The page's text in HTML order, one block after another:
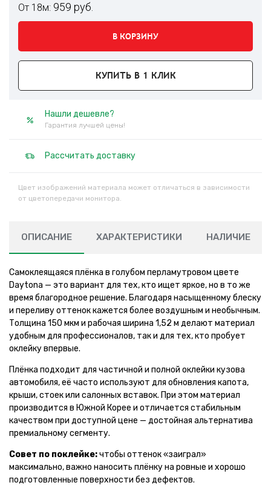
От 18м: 959 руб.
В КОРЗИНУ
КУПИТЬ В 1 КЛИК
Нашли дешевле?
Гарантия лучшей цены!
Рассчитать доставку
Цвет изображений материала может отличаться в зависимости
от цветопередачи монитора.
ОПИСАНИЕ ХАРАКТЕРИСТИКИ НАЛИЧИЕ
Самоклеящаяся плёнка в голубом перламутровом цвете
Daytona — это вариант для тех, кто ищет яркое, но в то же
время благородное решение. Благодаря насыщенному блеску
и переливу оттенок кажется более воздушным и необычным.
Толщина 150 мкм и рабочая ширина 1,52 м делают материал
удобным для профессионалов, так и для тех, кто пробует
оклейку впервые.
Плёнка подходит для частичной и полной оклейки кузова
автомобиля, её часто используют для обновления капота,
крыши, стоек или салонных вставок. При этом материал
производится в Южной Корее и отличается стабильным
качеством при доступной цене — достойная альтернатива
премиальному сегменту.
Совет по поклейке:чтобы оттенок «заиграл»
максимально, важно наносить плёнку на ровные и хорошо
подготовленные поверхности без дефектов.